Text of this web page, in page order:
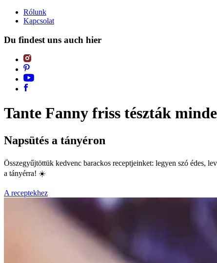
Rólunk
Kapcsolat
Du findest uns auch hier
Tante Fanny friss tészták
Napsütés a tányéron
Összegyűjtöttük kedvenc barackos receptjeinket: legyen szó édes,
a tányérra! ☀️
A receptekhez